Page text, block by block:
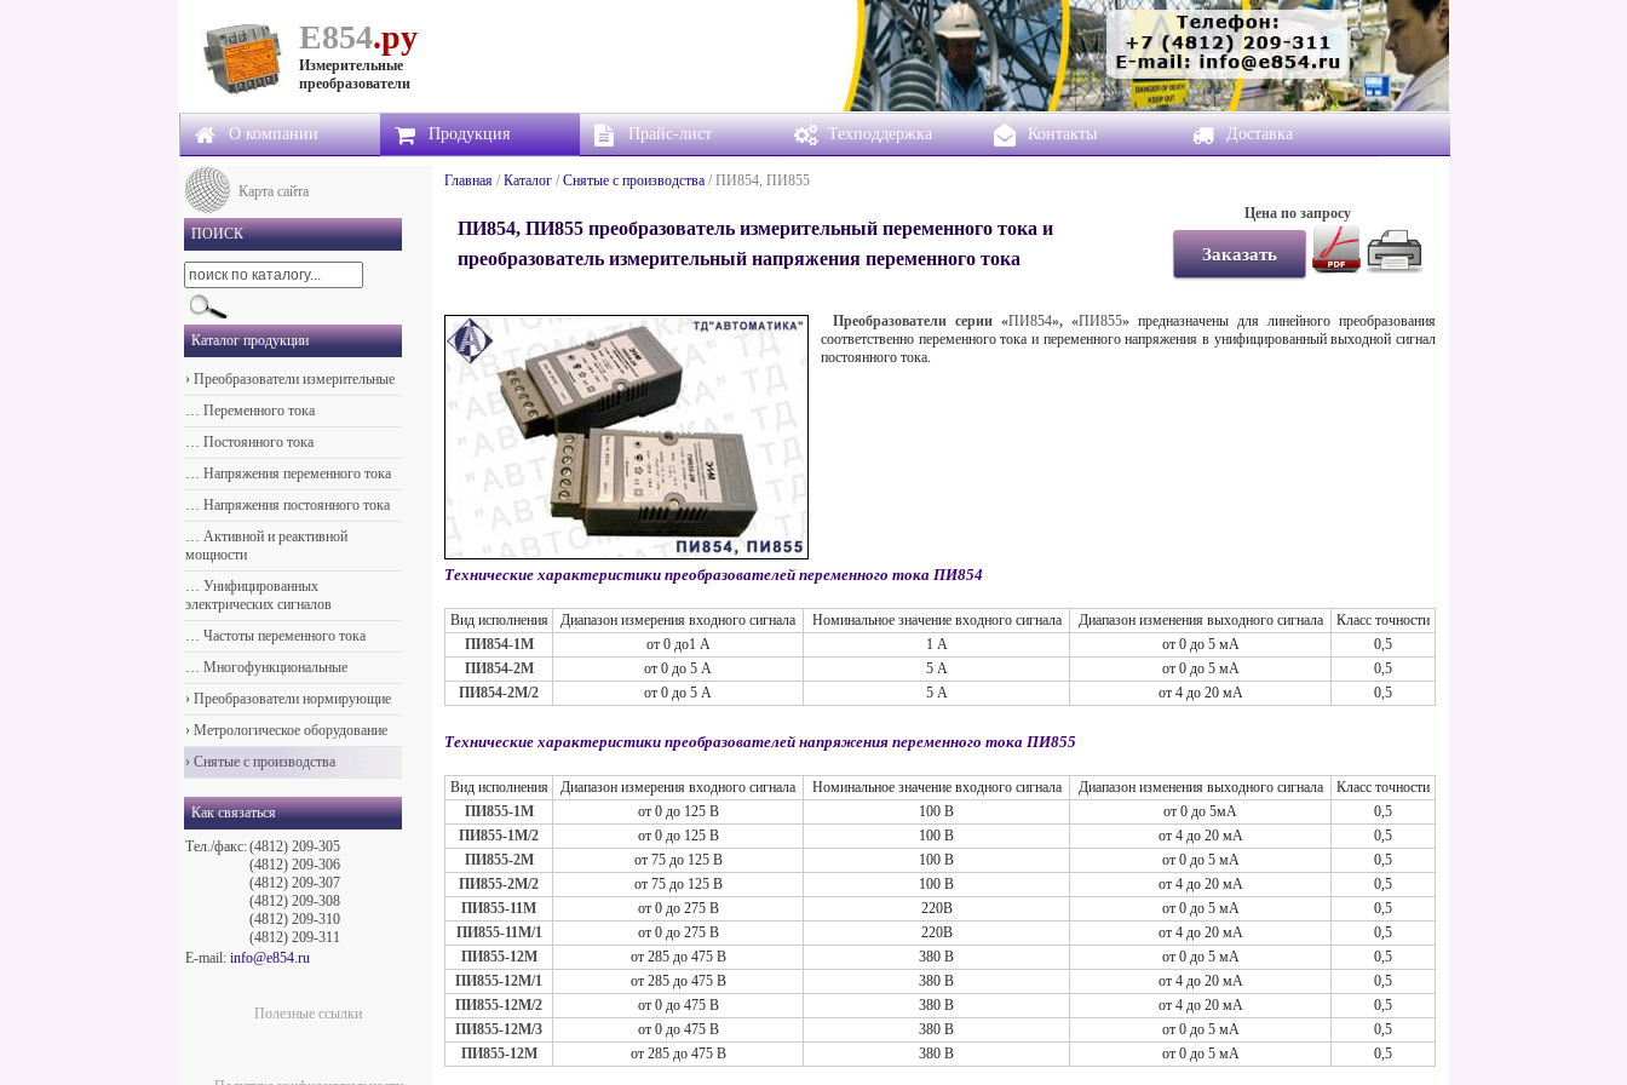
Е854.ру
Измерительные
преобразователи
О компании Продукция Прайс-лист Техподдержка Контакты Доставка
Главная / Каталог / Снятые с производства / ПИ854, ПИ855
ПИ854, ПИ855 преобразователь измерительный переменного тока и
преобразователь измерительный напряжения переменного тока
Цена по запросу
Преобразователи серии «ПИ854», «ПИ855» предназначены для линейного преобразования
соответственно переменного тока и переменного напряжения в унифицированный выходной сигнал
постоянного тока.
Технические характеристики преобразователей переменного тока ПИ854
Вид исполнения Диапазон измерения входного сигнала Номинальное значение входного сигнала Диапазон изменения выходного сигнала
Класс точности
ПИ854-1М
от 0 до1 А 1 А от 0 до 5 мА
0,5
ПИ854-2М
от 0 до 5 А 5 А от 0 до 5 мА
0,5
ПИ854-2М/2
от 0 до 5 А 5 А от 4 до 20 мА 0,5
Технические характеристики преобразователей напряжения переменного тока ПИ855
Вид исполнения Диапазон измерения входного сигнала Номинальное значение входного сигнала Диапазон изменения выходного сигнала
Класс точности
ПИ855-1М
от 0 до 125 B 100 В от 0 до 5мА
0,5
ПИ855-1М/2
от 0 до 125 B 100 В от 4 до 20 мА
0,5
ПИ855-2М
от 75 до 125 B 100 В от 0 до 5 мА
0,5
ПИ855-2М/2
от 75 до 125 B 100 В от 4 до 20 мА
0,5
ПИ855-11М
от 0 до 275 B 220В от 0 до 5 мА
0,5
ПИ855-11М/1
от 0 до 275 B 220В от 4 до 20 мА
0,5
ПИ855-12М
от 285 до 475 B 380 В от 0 до 5 мА
0,5
ПИ855-12М/1
от 285 до 475 B 380 В от 4 до 20 мА
0,5
ПИ855-12М/2
от 0 до 475 B 380 В от 4 до 20 мА
0,5
ПИ855-12М/3
от 0 до 475 B 380 В от 0 до 5 мА
0,5
ПИ855-12М
от 285 до 475 B 380 В от 0 до 5 мА 0,5
Карта сайта
ПОИСК
Каталог продукции
› Преобразователи измерительные
… Переменного тока
… Постоянного тока
… Напряжения переменного тока
… Напряжения постоянного тока
… Активной и реактивной
мощности
… Унифицированных
электрических сигналов
… Частоты переменного тока
… Многофункциональные
› Преобразователи нормирующие
› Метрологическое оборудование
› Снятые с производства
Как связаться
Тел./факс:(4812) 209-305
(4812) 209-306
(4812) 209-307
(4812) 209-308
(4812) 209-310
(4812) 209-311
E-mail: info@e854.ru
Полезные ссылки